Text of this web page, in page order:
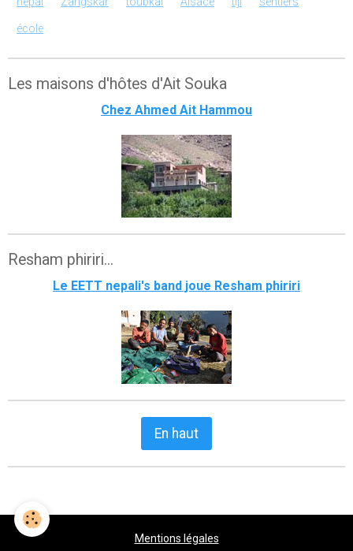
école
Les maisons d'hôtes d'Ait Souka
Chez Ahmed Ait Hammou
Resham phiriri...
Le EETT nepali's band joue Resham phiriri
En haut
Mentions légales